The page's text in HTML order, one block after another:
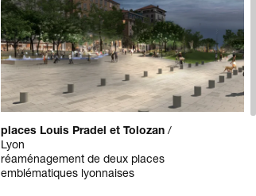
places Louis Pradel et Tolozan /
Lyon
réaménagement de deux places
emblématiques lyonnaises